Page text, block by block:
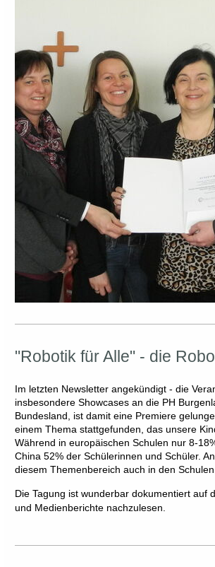
"Robotik für Alle" - die
Im letzten Newsletter angekündigt - die
insbesondere Showcases an die PH
Bundesland, ist damit eine Premiere
einem Thema stattgefunden, das unsere
Während in europäischen Schulen nur 8-
China 52% der Schülerinnen und Schüler.
diesem Themenbereich auch in den
Die Tagung ist wunderbar dokumentiert auf
und Medienberichte nachzulesen.